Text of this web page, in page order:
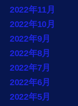
2022年11月
2022年10月
2022年9月
2022年8月
2022年7月
2022年6月
2022年5月